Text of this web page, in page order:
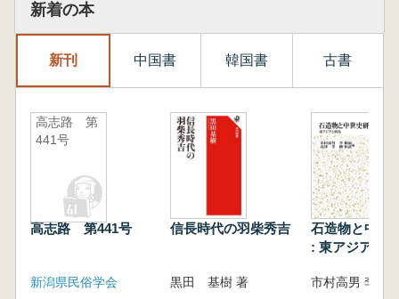
新着の本
新刊 中国書 韓国書 古書
高志路 第
441号
高志路 第441号
新潟県民俗学会
信長時代の羽柴秀吉
黒田 基樹 著
石造物と中世
: 東アジアと